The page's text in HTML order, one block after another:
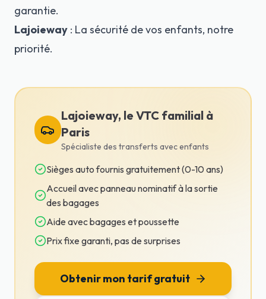
garantie.
Lajoieway : La sécurité de vos enfants, notre
priorité.
Lajoieway, le VTC familial à
Paris
Spécialiste des transferts avec enfants
Sièges auto fournis gratuitement (0-10 ans)
Accueil avec panneau nominatif à la sortie
des bagages
Aide avec bagages et poussette
Prix fixe garanti, pas de surprises
Obtenir mon tarif gratuit